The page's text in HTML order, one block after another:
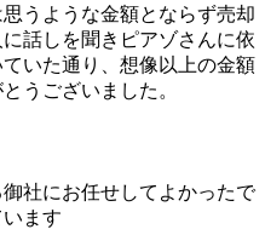
うような金額とならず売却
話しを聞きピアゾさんに依
いた通り、想像以上の金額
うございました。
社にお任せしてよかったで
ます